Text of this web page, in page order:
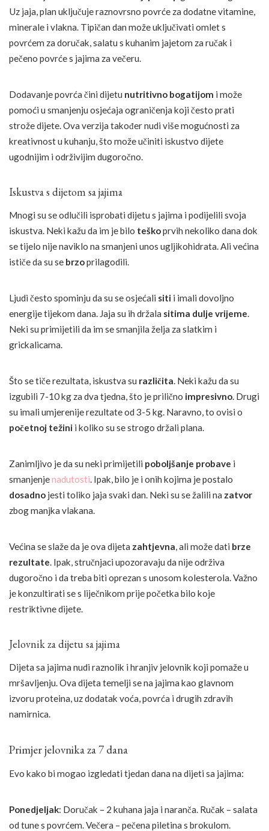
Uz jaja, plan uključuje raznovrsno povrće za dodatne vitamine,
minerale i vlakna. Tipičan dan može uključivati omlet s
povrćem za doručak, salatu s kuhanim jajetom za ručak i
pečeno povrće s jajima za večeru.
Dodavanje povrća čini dijetu nutritivno bogatijom i može
pomoći u smanjenju osjećaja ograničenja koji često prati
strože dijete. Ova verzija također nudi više mogućnosti za
kreativnost u kuhanju, što može učiniti iskustvo dijete
ugodnijim i održivijim dugoročno.
Iskustva s dijetom sa jajima
Mnogi su se odlučili isprobati dijetu s jajima i podijelili svoja
iskustva. Neki kažu da im je bilo teškoprvih nekoliko dana dok
se tijelo nije naviklo na smanjeni unos ugljikohidrata. Ali većina
ističe da su se brzoprilagodili.
Ljudi često spominju da su se osjećali siti i imali dovoljno
energije tijekom dana. Jaja su ih držala sitima dulje vrijeme.
Neki su primijetili da im se smanjila želja za slatkim i
grickalicama.
Što se tiče rezultata, iskustva su različita. Neki kažu da su
izgubili 7-10 kg za dva tjedna, što je prilično impresivno. Drugi
su imali umjerenije rezultate od 3-5 kg. Naravno, to ovisi o
početnoj težini i koliko su se strogo držali plana.
Zanimljivo je da su neki primijetili poboljšanje probave i
smanjenjenadutosti. Ipak, bilo je i onih kojima je postalo
dosadno jesti toliko jaja svaki dan. Neki su se žalili na zatvor
zbog manjka vlakana.
Većina se slaže da je ova dijeta zahtjevna, ali može dati brze
rezultate. Ipak, stručnjaci upozoravaju da nije održiva
dugoročno i da treba biti oprezan s unosom kolesterola. Važno
je konzultirati se s liječnikom prije početka bilo koje
restriktivne dijete.
Jelovnik za dijetu sa jajima
Dijeta sa jajima nudi raznolik i hranjiv jelovnik koji pomaže u
mršavljenju. Ova dijeta temelji se na jajima kao glavnom
izvoru proteina, uz dodatak voća, povrća i drugih zdravih
namirnica.
Primjer jelovnika za 7 dana
Evo kako bi mogao izgledati tjedan dana na dijeti sa jajima:
Ponedjeljak: Doručak – 2 kuhana jaja i naranča. Ručak – salata
od tune s povrćem. Večera – pečena piletina s brokulom.